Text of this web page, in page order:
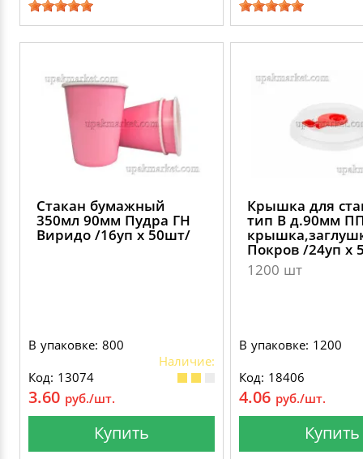
Стакан бумажный
350мл 90мм Пудра ГН
Виридо /16уп х 50шт/
В упаковке: 800
Наличие:
Код: 13074
3.60 руб./шт.
Купить
Крышка для
тип В д.90мм
Покров /24уп х
1200 шт
В упаковке: 1200
Код: 18406
4.06 руб./шт.
Купить